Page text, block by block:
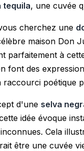
tequila, une cuvée
cherchez une
maison Don
parfaitement à
font des
poétique
d'une selva
idée évoque
Cela
être une cuvée